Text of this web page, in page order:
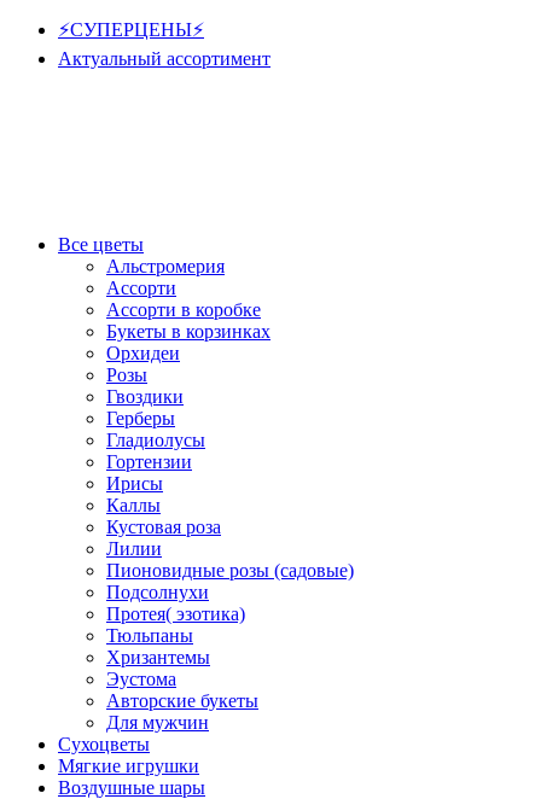
⚡СУПЕРЦЕНЫ⚡
Актуальный ассортимент
Все цветы
Альстромерия
Ассорти
Ассорти в коробке
Букеты в корзинках
Орхидеи
Розы
Гвоздики
Герберы
Гладиолусы
Гортензии
Ирисы
Каллы
Кустовая роза
Лилии
Пионовидные розы (садовые)
Подсолнухи
Протея( эзотика)
Тюльпаны
Хризантемы
Эустома
Авторские букеты
Для мужчин
Сухоцветы
Мягкие игрушки
Воздушные шары